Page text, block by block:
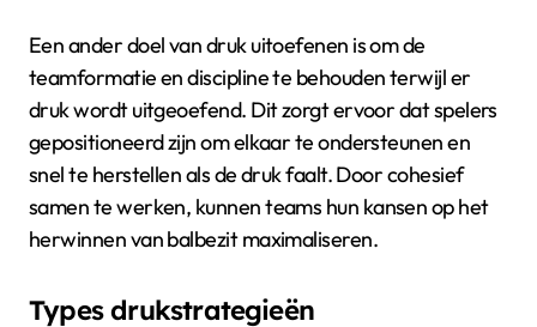
Een ander doel van druk uitoefenen is om de
teamformatie en discipline te behouden terwijl er
druk wordt uitgeoefend. Dit zorgt ervoor dat spelers
gepositioneerd zijn om elkaar te ondersteunen en
snel te herstellen als de druk faalt. Door cohesief
samen te werken, kunnen teams hun kansen op het
herwinnen van balbezit maximaliseren.
Types drukstrategieën